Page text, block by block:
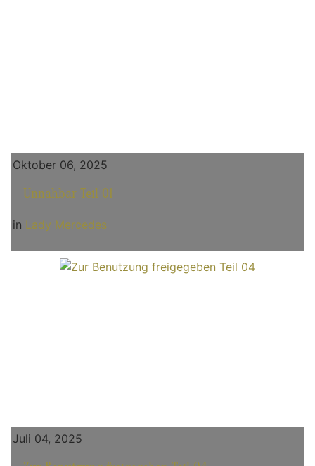
Oktober 06, 2025
Unnahbar Teil 01
in Lady Mercedes
Juli 04, 2025